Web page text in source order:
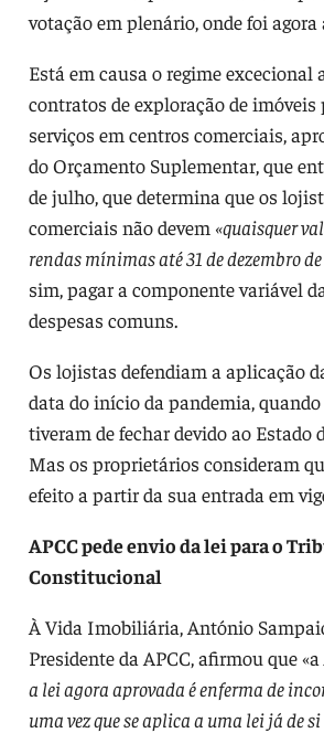
votação em plenário, onde foi agora
Está em causa o regime excecional
contratos de exploração de imóveis
serviços em centros comerciais,
do Orçamento Suplementar, que
de julho, que determina que os
comerciais não devem «quaisquer
rendas mínimas até 31 de dezembro de
sim, pagar a componente variável
despesas comuns.
Os lojistas defendiam a aplicação
data do início da pandemia,
tiveram de fechar devido ao Estado
Mas os proprietários consideram
efeito a partir da sua entrada em
APCC pede envio da lei para o
Constitucional
À Vida Imobiliária, António
Presidente da APCC, afirmou que «a
a lei agora aprovada é enferma de
uma vez que se aplica a uma lei já de